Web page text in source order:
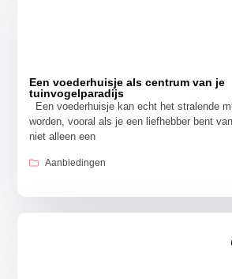
Een voederhuisje als centrum van je
tuinvogelparadijs
Een voederhuisje kan echt het stralende
worden, vooral als je een liefhebber bent
niet alleen een
Aanbiedingen